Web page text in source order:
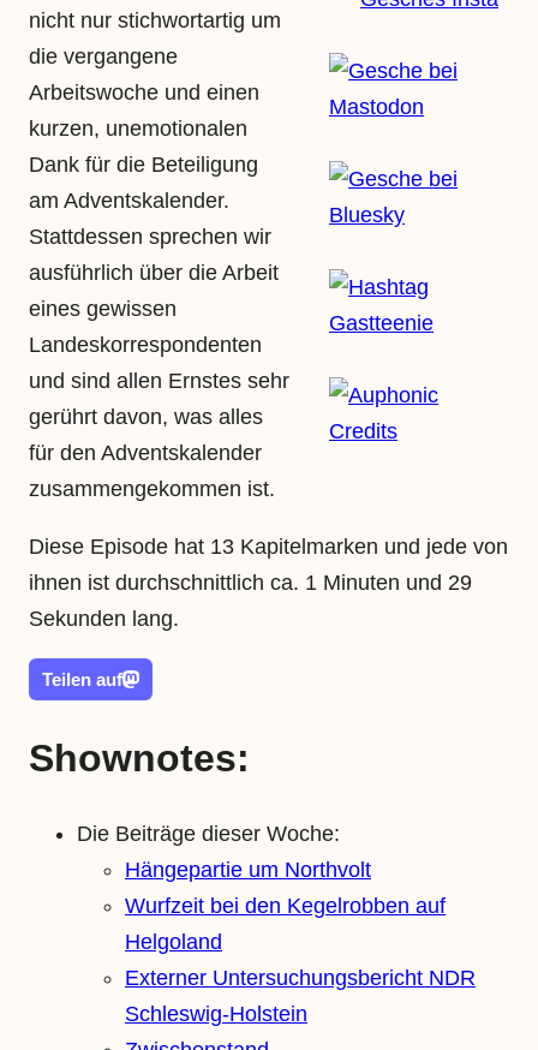
nicht nur stichwortartig um
die vergangene
Arbeitswoche und einen
kurzen, unemotionalen
Dank für die Beteiligung
am Adventskalender.
Stattdessen sprechen wir
ausführlich über die Arbeit
eines gewissen
Landeskorrespondenten
und sind allen Ernstes sehr
gerührt davon, was alles
für den Adventskalender
zusammengekommen ist.
Diese Episode hat 13 Kapitelmarken und jede von
ihnen ist durchschnittlich ca. 1 Minuten und 29
Sekunden lang.
Teilen auf
Shownotes:
Die Beiträge dieser Woche:
Hängepartie um Northvolt
Wurfzeit bei den Kegelrobben auf
Helgoland
Externer Untersuchungsbericht NDR
Schleswig-Holstein